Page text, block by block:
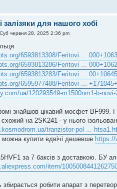
залізяки для нашого хобі
Суб червня 28, 2025 2:36 pm
6593813308/Feritovi ...
6593813286/Feritovi ...
6593813283/Feritovi ...
6595977488/Feritovi ...
ua/120293549-m1500nm1-b-novi-
знайшов цікавий мосфет BF999.
на 2SK241 - у нього
tranzistor-pol ...
можна купити вдвічі дешевше https://
за 7 баксів з доставкою. БУ
item/
збирається робити апарат з